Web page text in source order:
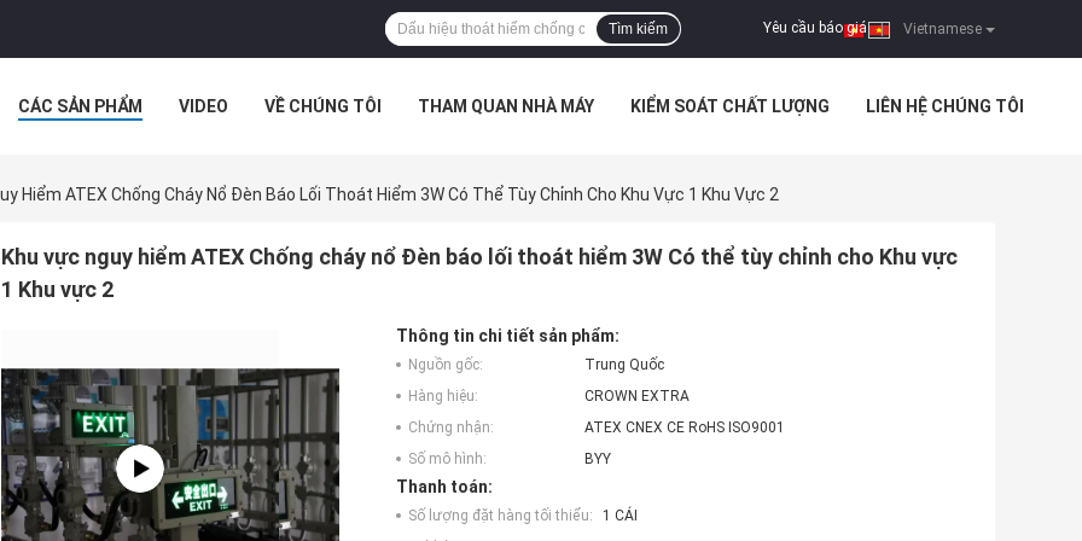
Vietnamese
Yêu cầu báo giá |
Tìm kiếm
CÁC SẢN PHẨM VIDEO VỀ CHÚNG TÔI THAM QUAN NHÀ MÁY KIỂM SOÁT CHẤT LƯỢNG LIÊN HỆ CHÚNG TÔI
Hiểm ATEX Chống Cháy Nổ Đèn Báo Lối Thoát Hiểm 3W Có Thể Tùy Chỉnh Cho Khu Vực 1 Khu Vực 2
Khu vực nguy hiểm ATEX Chống cháy nổ Đèn báo lối thoát hiểm 3W Có thể tùy chỉnh cho Khu vực
1 Khu vực 2
Thông tin chi tiết sản phẩm:
Nguồn gốc:
Trung Quốc
Hàng hiệu:
CROWN EXTRA
Chứng nhận:
ATEX CNEX CE RoHS ISO9001
Số mô hình:
BYY
Thanh toán:
Số lượng đặt hàng tối thiểu:
1 CÁI